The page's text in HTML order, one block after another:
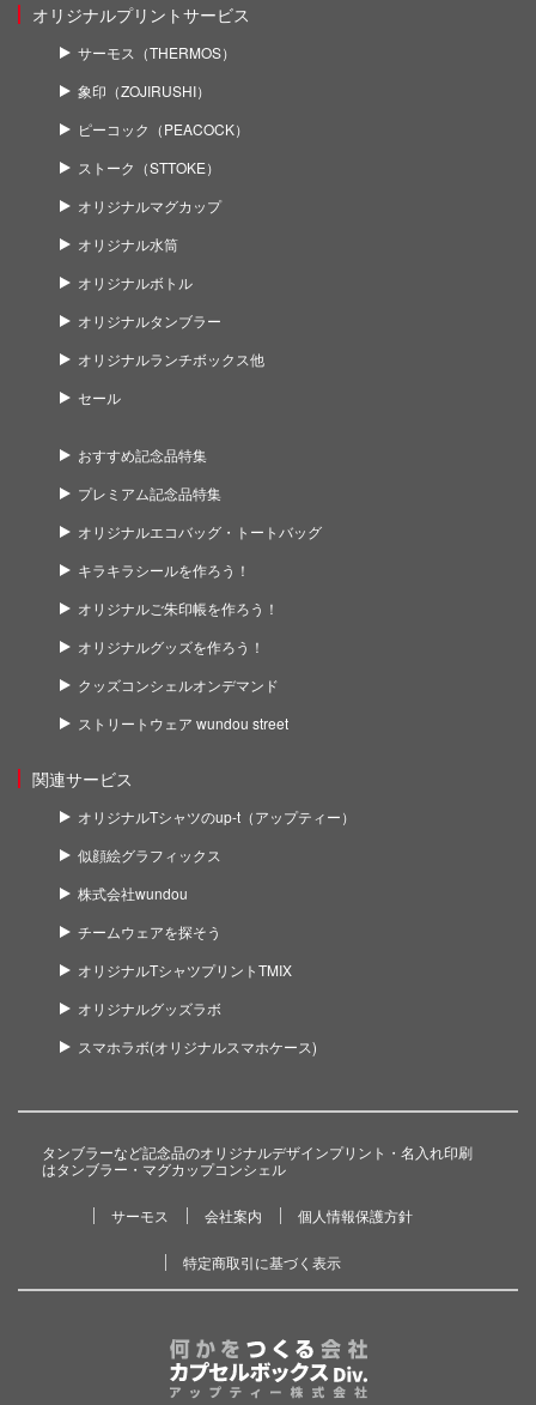
オリジナルプリントサービス
サーモス（THERMOS）
象印（ZOJIRUSHI）
ピーコック（PEACOCK）
ストーク（STTOKE）
オリジナルマグカップ
オリジナル水筒
オリジナルボトル
オリジナルタンブラー
オリジナルランチボックス他
セール
おすすめ記念品特集
プレミアム記念品特集
オリジナルエコバッグ・トートバッグ
キラキラシールを作ろう！
オリジナルご朱印帳を作ろう！
オリジナルグッズを作ろう！
クッズコンシェルオンデマンド
ストリートウェア wundou street
関連サービス
オリジナルTシャツのup-t（アップティー）
似顔絵グラフィックス
株式会社wundou
チームウェアを探そう
オリジナルTシャツプリントTMIX
オリジナルグッズラボ
スマホラボ(オリジナルスマホケース)
タンブラーなど記念品のオリジナルデザインプリント・名入れ印刷
はタンブラー・マグカップコンシェル
サーモス 会社案内 個人情報保護方針
特定商取引に基づく表示